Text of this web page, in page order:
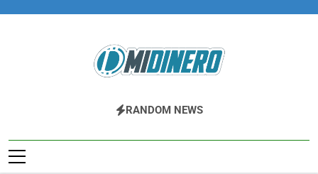
Midinero.co
Fintech, Criptomonedas
RANDOM NEWS